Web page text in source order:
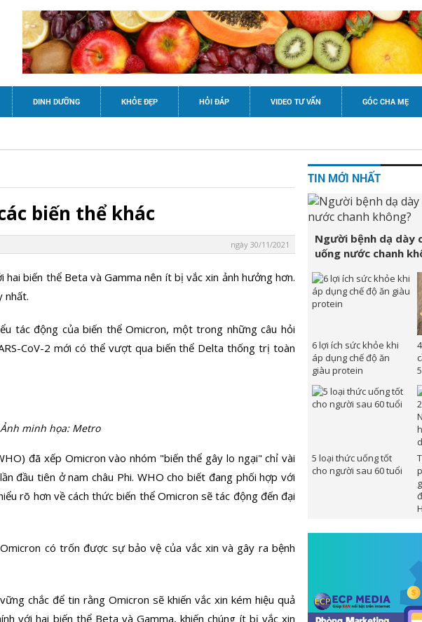
DINH DƯỠNG KHỎE ĐẸP HỎI ĐÁP VIDEO TƯ VẤN GÓC CHA MẸ
biến thể khác
ngày 30/11/2021
biến thể Beta và Gamma nên ít bị vắc xin ảnh hưởng hơn.
nhất.
tác động của biến thể Omicron, một trong những câu hỏi
CoV-2 mới có thể vượt qua biến thể Delta thống trị toàn
Ảnh minh họa: Metro
đã xếp Omicron vào nhóm "biến thể gây lo ngại" chỉ vài
đầu tiên ở nam châu Phi. WHO cho biết đang phối hợp với
rõ hơn về cách thức biến thể Omicron sẽ tác động đến đại
có trốn được sự bảo vệ của vắc xin và gây ra bệnh
chắc để tin rằng Omicron sẽ khiến vắc xin kém hiệu quả
với hai biến thể Beta và Gamma, khiến chúng ít bị vắc xin
TIN MỚI NHẤT
Người bệnh dạ dày
uống nước chanh
6 lợi ích sức khỏe khi
áp dụng chế độ ăn
giàu protein
5 loại thức uống tốt
cho người sau 60 tuổi